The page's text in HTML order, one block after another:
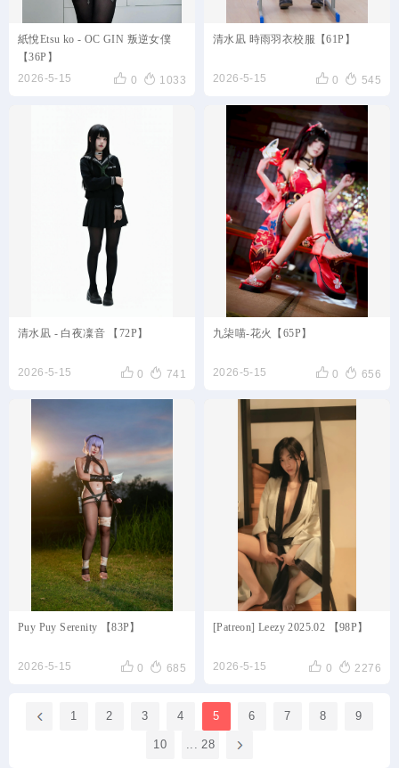
紙悅Etsu ko - OC GIN 叛逆女僕
【36P】
2026-5-15
 0  1033
清水凪 時雨羽衣校服【61P】
2026-5-15  0  545
清水凪 - 白夜凜音 【72P】
2026-5-15  0  741
九柒喵-花火【65P】
2026-5-15  0  656
Puy Puy Serenity 【83P】
2026-5-15  0  685
[Patreon] Leezy 2025.02 【98P】
2026-5-15  0  2276
1 2 3 4 5 6 7 8 9
10 ... 28